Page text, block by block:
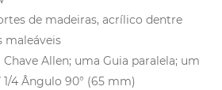
de madeiras, acrílico dentre
maleáveis
Allen; uma Guia paralela; um
4 Ângulo 90° (65 mm)